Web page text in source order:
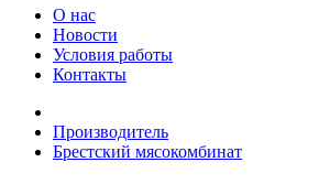
О нас
Новости
Условия работы
Контакты
Производитель
Брестский мясокомбинат